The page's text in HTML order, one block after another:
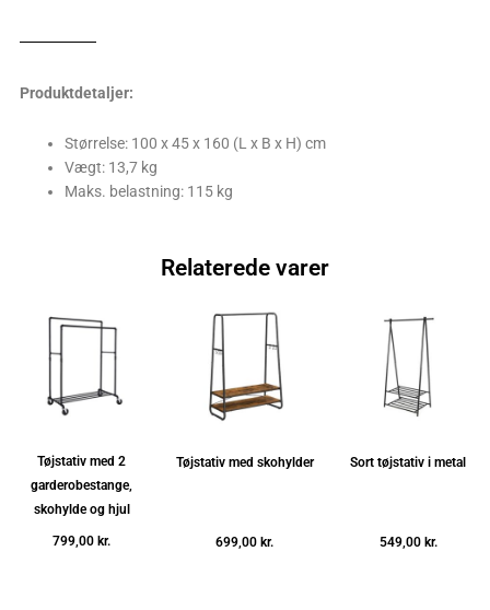
Produktdetaljer:
Størrelse: 100 x 45 x 160 (L x B x H) cm
Vægt: 13,7 kg
Maks. belastning: 115 kg
Relaterede varer
Tøjstativ med 2
garderobestange,
skohylde og hjul
799,00kr.
Tøjstativ med skohylder
699,00kr.
Sort tøjstativ i metal
549,00 kr.